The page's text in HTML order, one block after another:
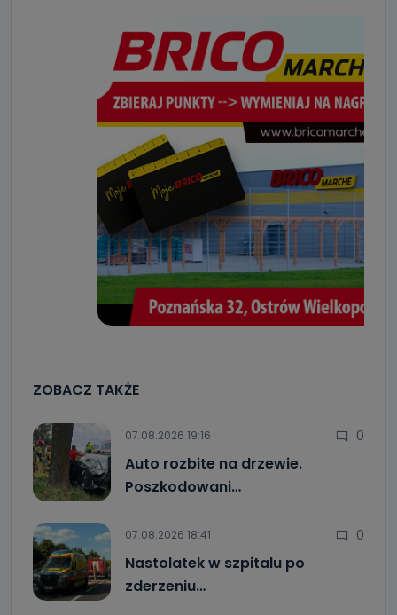
ZOBACZ TAKŻE
07.08.2026 19:16 0
Auto rozbite na drzewie.
Poszkodowani…
07.08.2026 18:41 0
Nastolatek w szpitalu po
zderzeniu…